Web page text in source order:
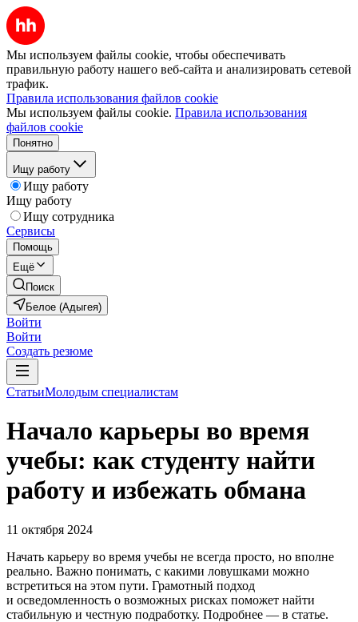
Мы используем файлы cookie, чтобы обеспечивать
правильную работу нашего веб-сайта и анализировать сетевой
трафик.
Правила использования файлов cookie
Мы используем файлы cookie. Правила использования
файлов cookie
Понятно
Ищу работу
Ищу работу
Ищу работу
Ищу сотрудника
Сервисы
Помощь
Ещё
Поиск
Белое (Адыгея)
Войти
Войти
Создать резюме
СтатьиМолодым специалистам
Начало карьеры во время
учебы: как студенту найти
работу и избежать обмана
11 октября 2024
Начать карьеру во время учебы не всегда просто, но вполне
реально. Важно понимать, с какими ловушками можно
встретиться на этом пути. Грамотный подход
и осведомленность о возможных рисках поможет найти
стабильную и честную подработку. Подробнее — в статье.